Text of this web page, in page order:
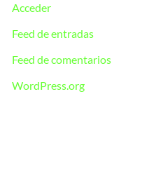
Acceder
Feed de entradas
Feed de comentarios
WordPress.org